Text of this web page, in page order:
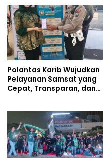
Polantas Karib Wujudkan
Pelayanan Samsat yang
Cepat, Transparan, dan